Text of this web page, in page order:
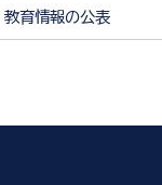
教育情報の公表